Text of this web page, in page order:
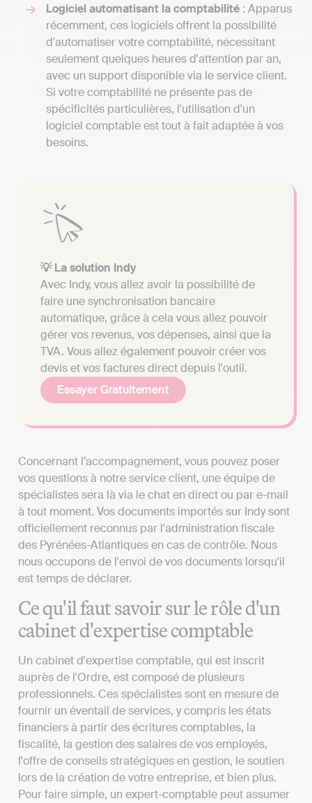
Logiciel automatisant la comptabilité : Apparus
récemment, ces logiciels offrent la possibilité
d'automatiser votre comptabilité, nécessitant
seulement quelques heures d'attention par an,
avec un support disponible via le service client.
Si votre comptabilité ne présente pas de
spécificités particulières, l'utilisation d'un
logiciel comptable est tout à fait adaptée à vos
besoins.
💡 La solution Indy
Avec Indy, vous allez avoir la possibilité de
faire une synchronisation bancaire
automatique, grâce à cela vous allez pouvoir
gérer vos revenus, vos dépenses, ainsi que la
TVA. Vous allez également pouvoir créer vos
devis et vos factures direct depuis l'outil.
Essayer Gratuitement
Concernant l’accompagnement, vous pouvez poser
vos questions à notre service client, une équipe de
spécialistes sera là via le chat en direct ou par e-mail
à tout moment. Vos documents importés sur Indy sont
officiellement reconnus par l'administration fiscale
des Pyrénées-Atlantiques en cas de contrôle. Nous
nous occupons de l'envoi de vos documents lorsqu'il
est temps de déclarer.
Ce qu'il faut savoir sur le rôle d'un
cabinet d'expertise comptable
Un cabinet d'expertise comptable, qui est inscrit
auprès de l'Ordre, est composé de plusieurs
professionnels. Ces spécialistes sont en mesure de
fournir un éventail de services, y compris les états
financiers à partir des écritures comptables, la
fiscalité, la gestion des salaires de vos employés,
l'offre de conseils stratégiques en gestion, le soutien
lors de la création de votre entreprise, et bien plus.
Pour faire simple, un expert-comptable peut assumer